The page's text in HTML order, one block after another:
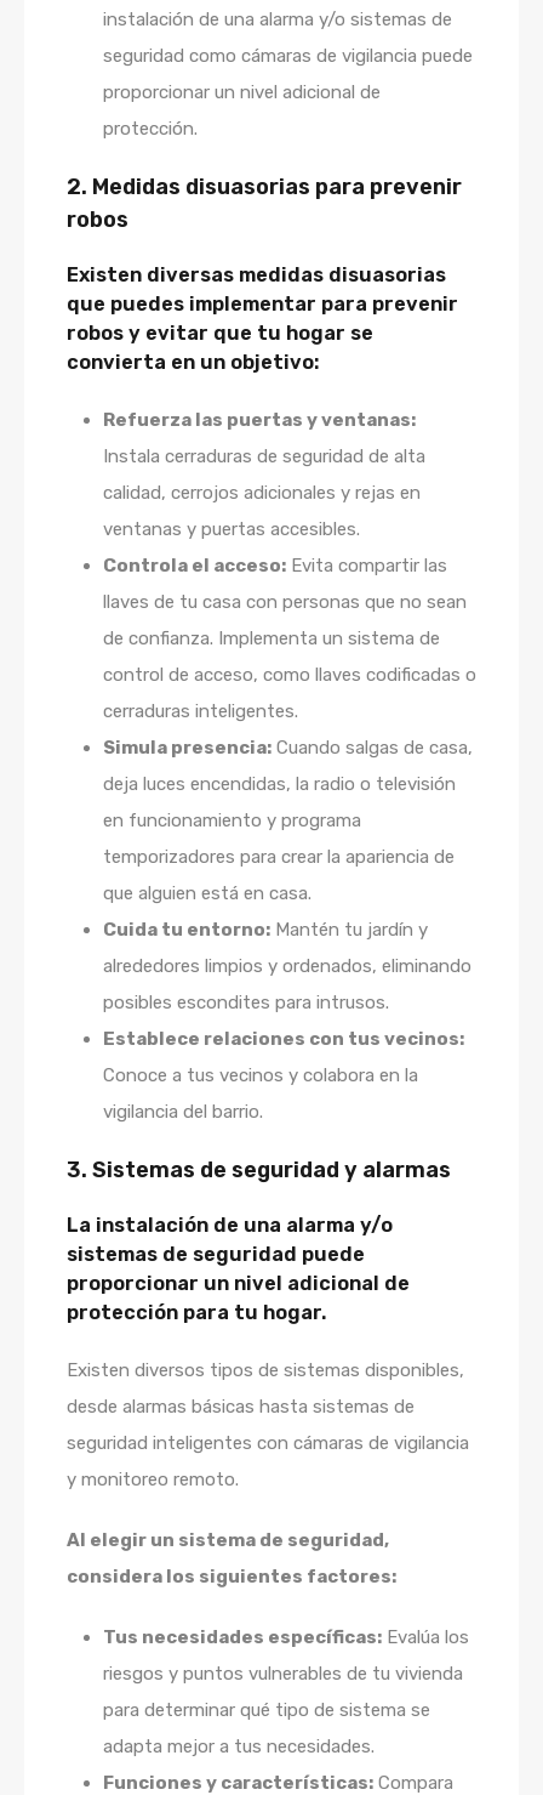
instalación de una alarma y/o sistemas de
seguridad como cámaras de vigilancia puede
proporcionar un nivel adicional de
protección.
2. Medidas disuasorias para prevenir
robos
Existen diversas medidas disuasorias
que puedes implementar para prevenir
robos y evitar que tu hogar se
convierta en un objetivo:
Refuerza las puertas y ventanas:
Instala cerraduras de seguridad de alta
calidad, cerrojos adicionales y rejas en
ventanas y puertas accesibles.
Controla el acceso: Evita compartir las
llaves de tu casa con personas que no sean
de confianza. Implementa un sistema de
control de acceso, como llaves codificadas o
cerraduras inteligentes.
Simula presencia: Cuando salgas de casa,
deja luces encendidas, la radio o televisión
en funcionamiento y programa
temporizadores para crear la apariencia de
que alguien está en casa.
Cuida tu entorno: Mantén tu jardín y
alrededores limpios y ordenados, eliminando
posibles escondites para intrusos.
Establece relaciones con tus vecinos:
Conoce a tus vecinos y colabora en la
vigilancia del barrio.
3. Sistemas de seguridad y alarmas
La instalación de una alarma y/o
sistemas de seguridad puede
proporcionar un nivel adicional de
protección para tu hogar.
Existen diversos tipos de sistemas disponibles,
desde alarmas básicas hasta sistemas de
seguridad inteligentes con cámaras de vigilancia
y monitoreo remoto.
Al elegir un sistema de seguridad,
considera los siguientes factores:
Tus necesidades específicas: Evalúa los
riesgos y puntos vulnerables de tu vivienda
para determinar qué tipo de sistema se
adapta mejor a tus necesidades.
Funciones y características: Compara